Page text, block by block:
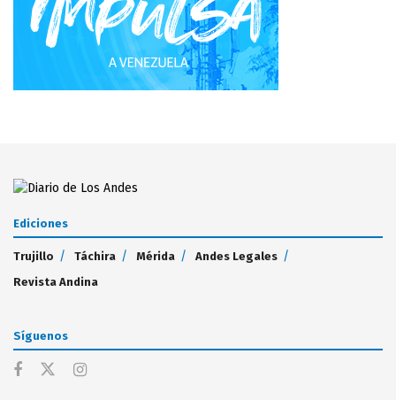
Ediciones
Trujillo Táchira Mérida
Andes Legales
Revista Andina
Síguenos